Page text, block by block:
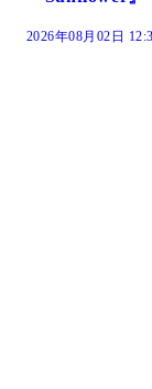
2026年08月02日